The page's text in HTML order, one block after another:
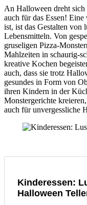
An Halloween dreht sich
auch für das Essen!
ist, ist das Gestalten von
Lebensmitteln. Von
gruseligen Pizza-
Mahlzeiten in schaurig-
kreative Kochen
auch, dass sie trotz
gesundes in Form von
ihren Kindern in der
Monstergerichte
auch für unvergessliche
Kinderessen:
Halloween